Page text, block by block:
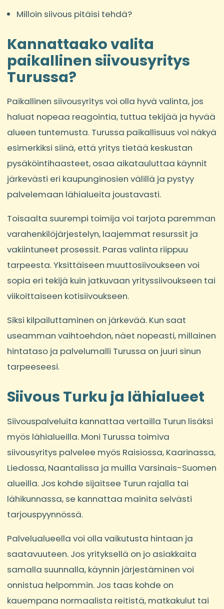
Milloin siivous pitäisi tehdä?
Kannattaako valita
paikallinen siivousyritys
Turussa?
Paikallinen siivousyritys voi olla hyvä valinta, jos
haluat nopeaa reagointia, tuttua tekijää ja hyvää
alueen tuntemusta. Turussa paikallisuus voi näkyä
esimerkiksi siinä, että yritys tietää keskustan
pysäköintihaasteet, osaa aikatauluttaa käynnit
järkevästi eri kaupunginosien välillä ja pystyy
palvelemaan lähialueita joustavasti.
Toisaalta suurempi toimija voi tarjota paremman
varahenkilöjärjestelyn, laajemmat resurssit ja
vakiintuneet prosessit. Paras valinta riippuu
tarpeesta. Yksittäiseen muuttosiivoukseen voi
sopia eri tekijä kuin jatkuvaan yrityssiivoukseen tai
viikoittaiseen kotisiivoukseen.
Siksi kilpailuttaminen on järkevää. Kun saat
useamman vaihtoehdon, näet nopeasti, millainen
hintataso ja palvelumalli Turussa on juuri sinun
tarpeeseesi.
Siivous Turku ja lähialueet
Siivouspalveluita kannattaa vertailla Turun lisäksi
myös lähialueilla. Moni Turussa toimiva
siivousyritys palvelee myös Raisiossa, Kaarinassa,
Liedossa, Naantalissa ja muilla Varsinais-Suomen
alueilla. Jos kohde sijaitsee Turun rajalla tai
lähikunnassa, se kannattaa mainita selvästi
tarjouspyynnössä.
Palvelualueella voi olla vaikutusta hintaan ja
saatavuuteen. Jos yrityksellä on jo asiakkaita
samalla suunnalla, käynnin järjestäminen voi
onnistua helpommin. Jos taas kohde on
kauempana normaalista reitistä, matkakulut tai